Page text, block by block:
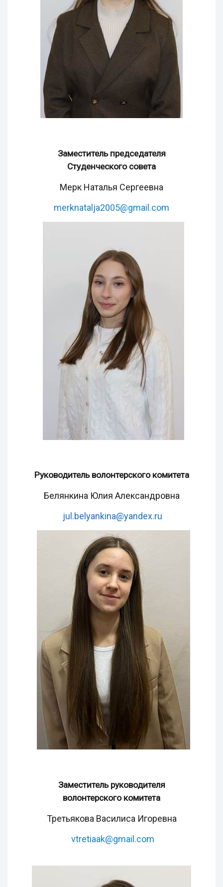
Заместитель председателя
Студенческого совета
Мерк Наталья Сергеевна
merknatalja2005@gmail.com
Руководитель волонтерского комитета
Белянкина Юлия Александровна
jul.belyankina@yandex.ru
Заместитель руководителя
волонтерского комитета
Третьякова Василиса Игоревна
vtretiaak@gmail.com